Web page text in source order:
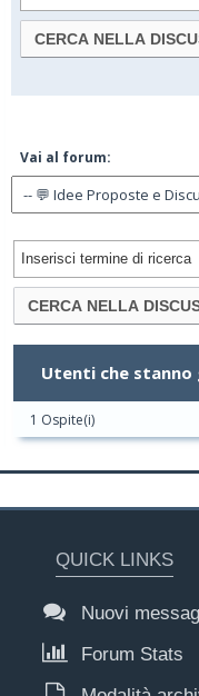
Vai al forum:
Utenti che stanno
1 Ospite(i)
QUICK LINKS
Nuovi
Forum Stats